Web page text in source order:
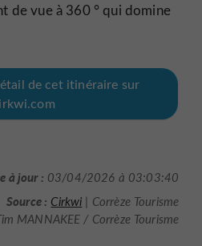
de vue à 360 ° qui domine
de cet itinéraire sur
à jour : 03/04/2026 à 03:03:40
Source : Cirkwi | Corrèze Tourisme
MANNAKEE / Corrèze Tourisme